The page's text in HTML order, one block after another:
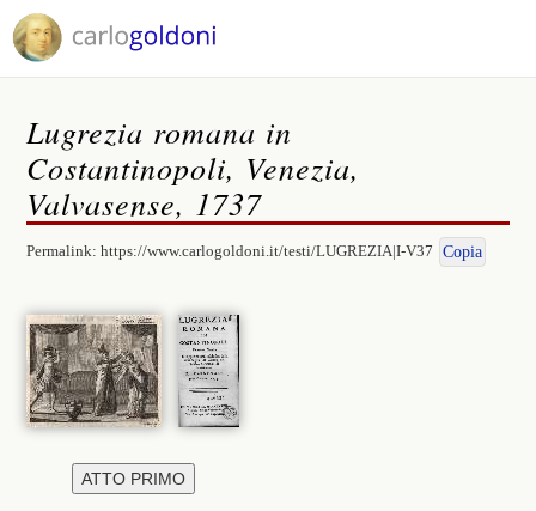
Lugrezia romana in
Costantinopoli, Venezia,
Valvasense, 1737
Permalink:https://www.carlogoldoni.it/testi/LUGREZIA|I-V37 Copia